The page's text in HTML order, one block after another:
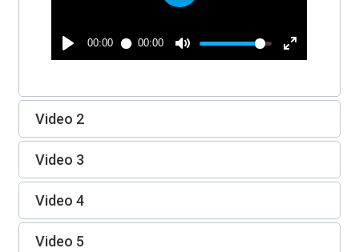
Video 2
Video 3
Video 4
Video 5